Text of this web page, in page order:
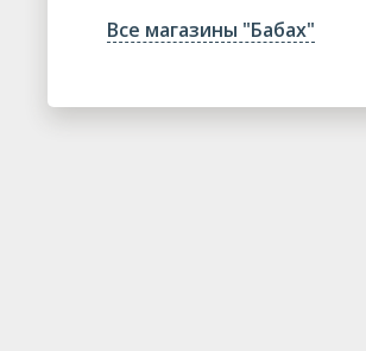
Все магазины "Бабах"